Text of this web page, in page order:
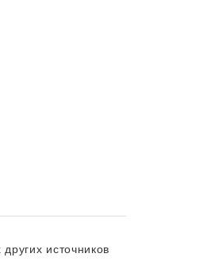
источников